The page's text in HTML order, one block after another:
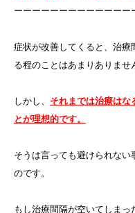
ーーーーーーーーーーーー
症状が改善してくると、治療
る程のことはあまりありませ
しかし、 それまでは治療はな
とが理想的です。
そうは言っても避けられない
のです。
もし治療間隔が空いてしまっ